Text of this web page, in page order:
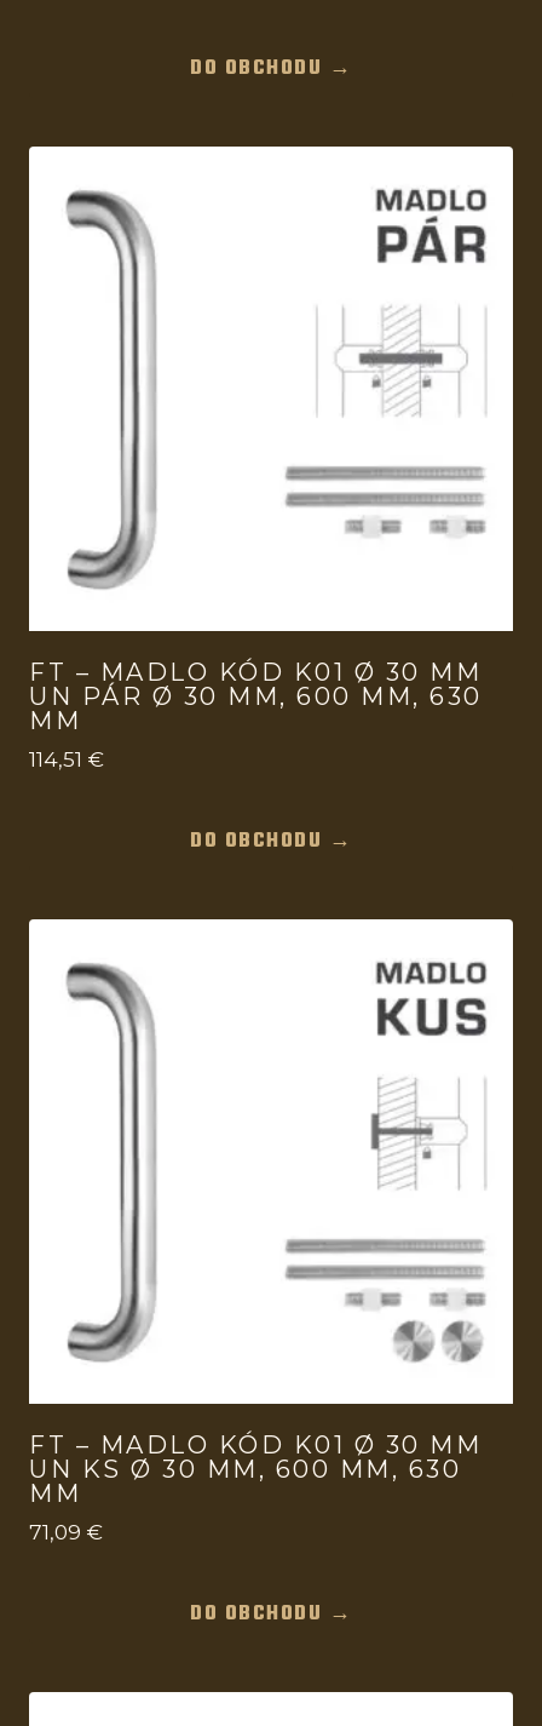
DO OBCHODU →
FT – MADLO KÓD K01 Ø 30 MM
UN PÁR Ø 30 MM, 600 MM, 630
MM
114,51 €
DO OBCHODU →
FT – MADLO KÓD K01 Ø 30 MM
UN KS Ø 30 MM, 600 MM, 630
MM
71,09 €
DO OBCHODU →